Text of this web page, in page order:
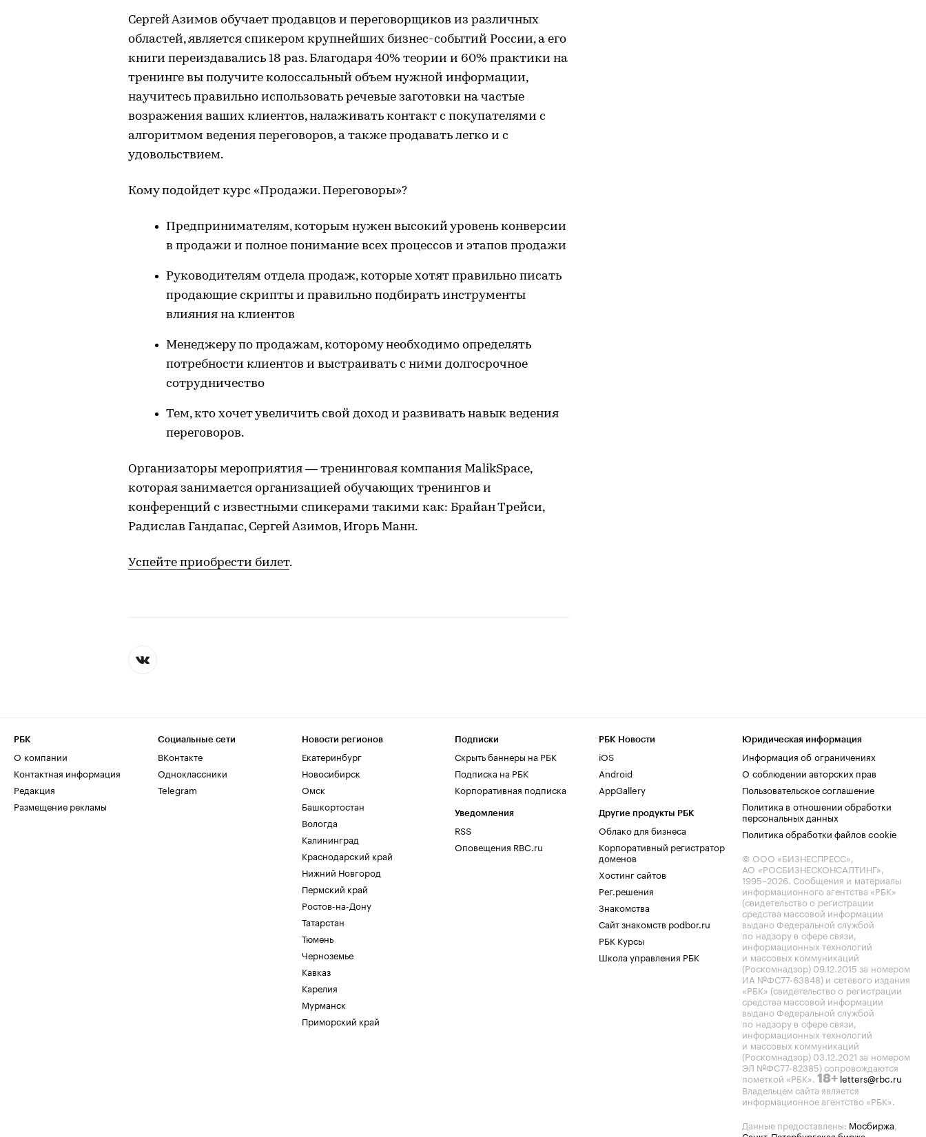
Сергей Азимов обучает продавцов и переговорщиков из различных
областей, является спикером крупнейших бизнес-событий России, а его
книги переиздавались 18 раз. Благодаря 40% теории и 60% практики на
тренинге вы получите колоссальный объем нужной информации,
научитесь правильно использовать речевые заготовки на частые
возражения ваших клиентов, налаживать контакт с покупателями с
алгоритмом ведения переговоров, а также продавать легко и с
удовольствием.
Кому подойдет курс «Продажи. Переговоры»?
Предпринимателям, которым нужен высокий уровень конверсии
в продажи и полное понимание всех процессов и этапов продажи
Руководителям отдела продаж, которые хотят правильно писать
продающие скрипты и правильно подбирать инструменты
влияния на клиентов
Менеджеру по продажам, которому необходимо определять
потребности клиентов и выстраивать с ними долгосрочное
сотрудничество
Тем, кто хочет увеличить свой доход и развивать навык ведения
переговоров.
Организаторы мероприятия­ — тренинговая компания MalikSpace,
которая занимается организацией обучающих тренингов и
конференций с известными спикерами такими как: Брайан Трейси,
Радислав Гандапас, Сергей Азимов, Игорь Манн.
Успейте приобрести билет.
РБК
О компании
Контактная информация
Редакция
Размещение рекламы
Социальные сети
ВКонтакте
Одноклассники
Telegram
Новости регионов
Екатеринбург
Новосибирск
Омск
Башкортостан
Вологда
Калининград
Краснодарский край
Нижний Новгород
Пермский край
Ростов-на-Дону
Татарстан
Тюмень
Черноземье
Кавказ
Карелия
Мурманск
Приморский край
Подписки
Скрыть баннеры на РБК
Подписка на РБК
Корпоративная подписка
Уведомления
RSS
Оповещения RBC.ru
РБК Новости
iOS
Android
AppGallery
Другие продукты РБК
Облако для бизнеса
Корпоративный регистратор
доменов
Хостинг сайтов
Рег.решения
Знакомства
Сайт знакомств podbor.ru
РБК Курсы
Школа управления РБК
Юридическая информация
Информация об ограничениях
О соблюдении авторских прав
Пользовательское соглашение
Политика в отношении обработки
персональных данных
Политика обработки файлов cookie
© ООО «БИЗНЕСПРЕСС»,
АО «РОСБИЗНЕСКОНСАЛТИНГ»,
1995–2026. Сообщения и материалы
информационного агентства «РБК»
(свидетельство о регистрации
средства массовой информации
выдано Федеральной службой
по надзору в сфере связи,
информационных технологий
и массовых коммуникаций
(Роскомнадзор) 09.12.2015 за номером
ИА №ФС77-63848) и сетевого издания
«РБК» (свидетельство о регистрации
средства массовой информации
выдано Федеральной службой
по надзору в сфере связи,
информационных технологий
и массовых коммуникаций
(Роскомнадзор) 03.12.2021 за номером
ЭЛ №ФС77-82385) сопровождаются
пометкой «РБК». 18+ letters@rbc.ru
Владельцем сайта является
информационное агентство «РБК».
Данные предоставлены: Мосбиржа,